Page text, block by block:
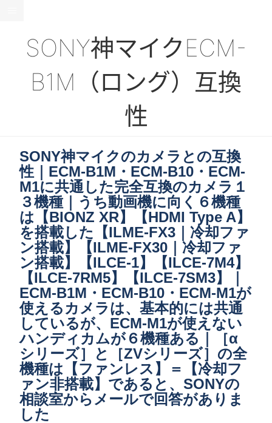
SONY神マイクECM-
B1M（ロング）互換
性
SONY神マイクのカメラとの互換
性｜ECM-B1M・ECM-B10・ECM-
M1に共通した完全互換のカメラ１
３機種｜うち動画機に向く６機種
は【BIONZ XR】【HDMI Type A】
を搭載した【ILME-FX3｜冷却ファ
ン搭載】【ILME-FX30｜冷却ファ
ン搭載】【ILCE-1】【ILCE-7M4】
【ILCE-7RM5】【ILCE-7SM3】｜
ECM-B1M・ECM-B10・ECM-M1が
使えるカメラは、基本的には共通
しているが、ECM-M1が使えない
ハンディカムが６機種ある｜［α
シリーズ］と［ZVシリーズ］の全
機種は【ファンレス】＝【冷却フ
ァン非搭載】であると、SONYの
相談室からメールで回答がありま
した